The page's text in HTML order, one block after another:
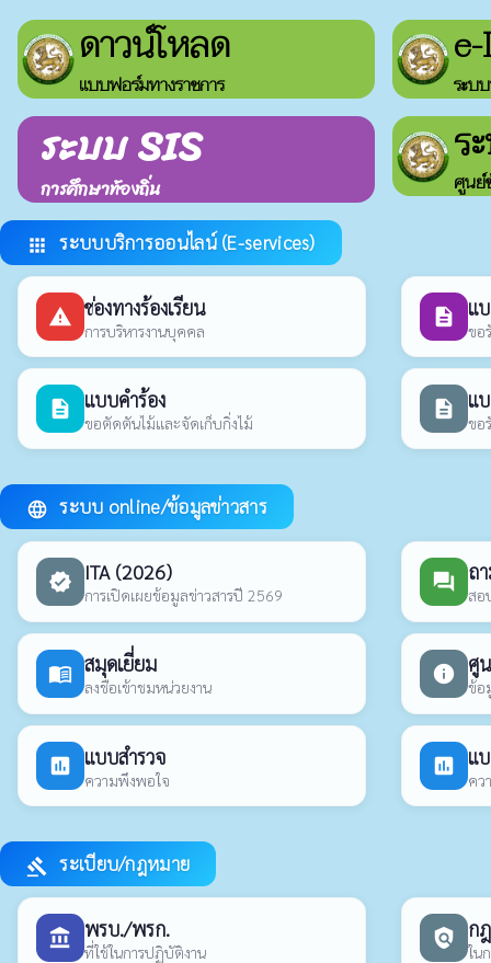
ดาวน์โหลด
แบบฟอร์มทางราชการ ระบ
ระบบ SIS
การศึกษาท้องถิ่น
ร
ศูนย์
apps ระบบบริการออนไลน์ (E-services)
report_problem ช่องทางร้องเรียน
การบริหารงานบุคคล
description แ
ขอ
description แบบคำร้อง
ขอตัดตันไม้และจัดเก็บกิ่งไม้
description แ
ขอ
language ระบบ online/ข้อมูลข่าวสาร
verified ITA (2026)
การเปิดเผยข้อมูลข่าวสารปี 2569
forum ถ
สอ
menu_book สมุดเยี่ยม
ลงชื่อเข้าชมหน่วยงาน
info ศู
ข้อ
poll แบบสำรวจ
ความพึงพอใจ
poll แ
คว
gavel ระเบียบ/กฎหมาย
account_balance พรบ./พรก.
ที่ใช้ในการปฏิบัติงาน
policy ก
ใน